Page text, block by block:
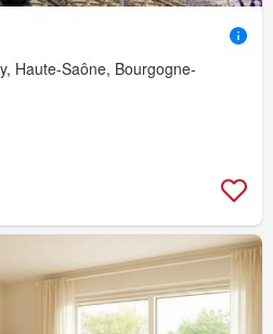
Haute-Saône, Bourgogne-